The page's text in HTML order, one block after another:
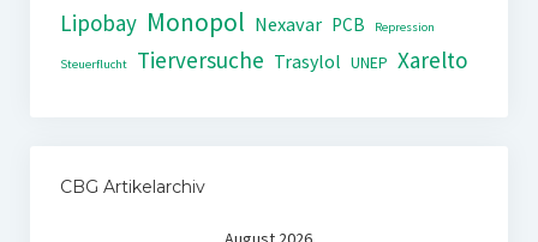
Lipobay Monopol Nexavar PCB Repression
Steuerflucht Tierversuche Trasylol UNEP Xarelto
CBG Artikelarchiv